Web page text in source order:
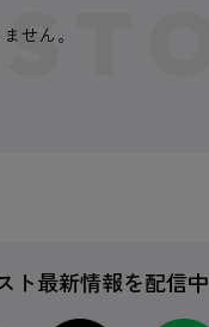
せん。
ト最新情報を配信中